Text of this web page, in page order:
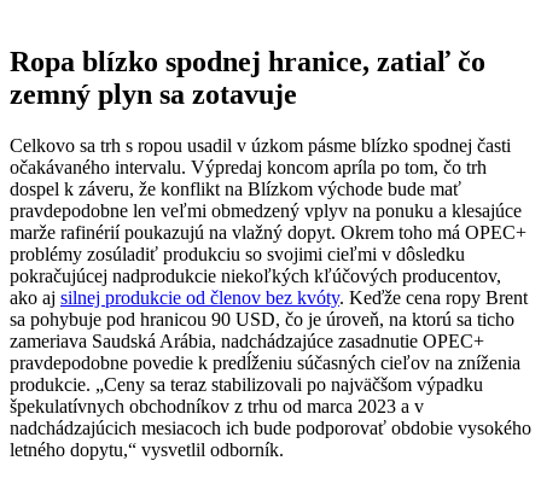
Ropa blízko spodnej hranice, zatiaľ čo
zemný plyn sa zotavuje
Celkovo sa trh s ropou usadil v úzkom pásme blízko spodnej časti
očakávaného intervalu. Výpredaj koncom apríla po tom, čo trh
dospel k záveru, že konflikt na Blízkom východe bude mať
pravdepodobne len veľmi obmedzený vplyv na ponuku a klesajúce
marže rafinérií poukazujú na vlažný dopyt. Okrem toho má OPEC+
problémy zosúladiť produkciu so svojimi cieľmi v dôsledku
pokračujúcej nadprodukcie niekoľkých kľúčových producentov,
ako aj silnej produkcie od členov bez kvóty. Keďže cena ropy Brent
sa pohybuje pod hranicou 90 USD, čo je úroveň, na ktorú sa ticho
zameriava Saudská Arábia, nadchádzajúce zasadnutie OPEC+
pravdepodobne povedie k predĺženiu súčasných cieľov na zníženia
produkcie. „Ceny sa teraz stabilizovali po najväčšom výpadku
špekulatívnych obchodníkov z trhu od marca 2023 a v
nadchádzajúcich mesiacoch ich bude podporovať obdobie vysokého
letného dopytu,“ vysvetlil odborník.